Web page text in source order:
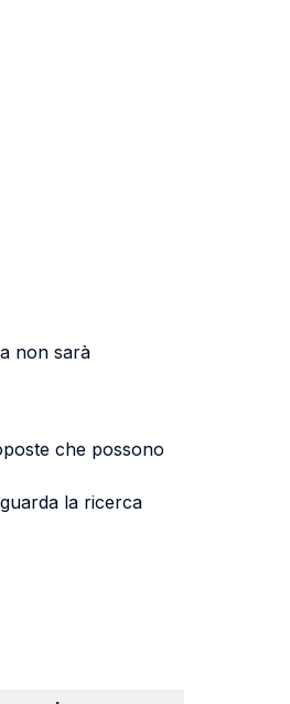
non sarà
che possono
la ricerca